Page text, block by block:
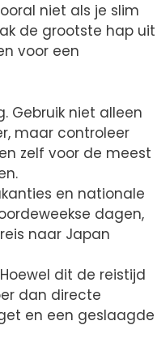
niet als je slim
de grootste hap uit
voor een
Gebruik niet alleen
maar controleer
zelf voor de meest
en nationale
dagen,
naar Japan
dit de reistijd
dan directe
en een geslaagde